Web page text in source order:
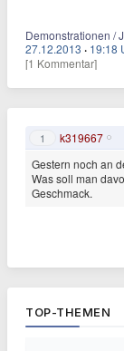
Demonstrationen /
27.12.2013 · 19:18
[1 Kommentar]
1 k319667
Gestern noch an
Was soll man
Geschmack.
TOP-THEMEN